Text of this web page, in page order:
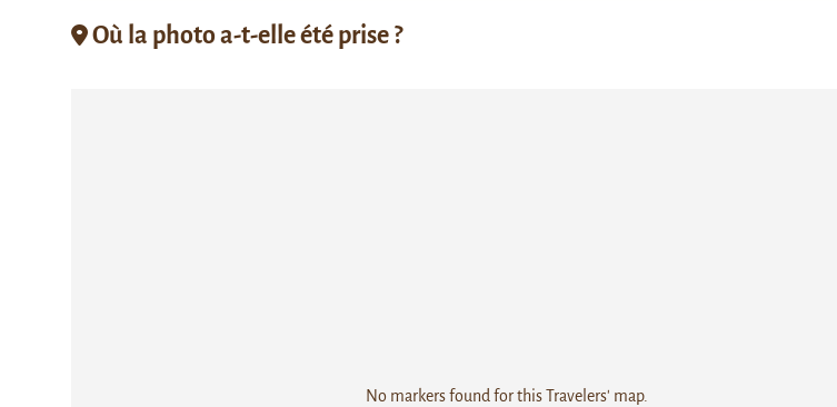
Où la photo a-t-elle été prise ?
No markers found for this Travelers' map.